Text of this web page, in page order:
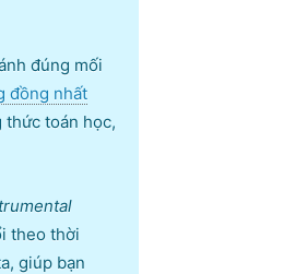
đúng mối
đồng nhất
thức toán học,
theo thời
giúp bạn